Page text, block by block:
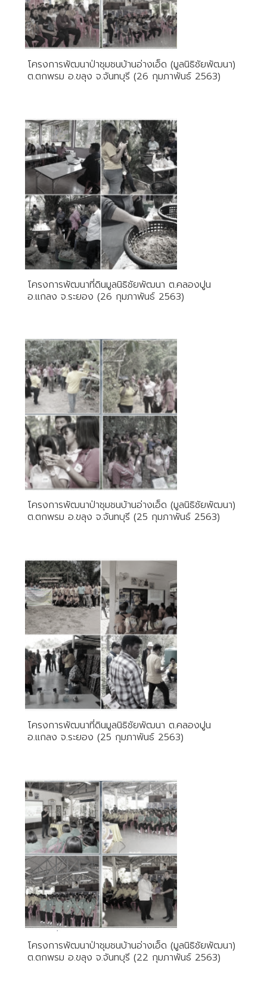
โครงการพัฒนาป่าชุมชนบ้านอ่างเอ็ด (มูลนิธิชัยพัฒนา)
ต.ตกพรม อ.ขลุง จ.จันทบุรี (26 กุมภาพันธ์ 2563)
โครงการพัฒนาที่ดินมูลนิธิชัยพัฒนา ต.คลองปูน
อ.แกลง จ.ระยอง (26 กุมภาพันธ์ 2563)
โครงการพัฒนาป่าชุมชนบ้านอ่างเอ็ด (มูลนิธิชัยพัฒนา)
ต.ตกพรม อ.ขลุง จ.จันทบุรี (25 กุมภาพันธ์ 2563)
โครงการพัฒนาที่ดินมูลนิธิชัยพัฒนา ต.คลองปูน
อ.แกลง จ.ระยอง (25 กุมภาพันธ์ 2563)
โครงการพัฒนาป่าชุมชนบ้านอ่างเอ็ด (มูลนิธิชัยพัฒนา)
ต.ตกพรม อ.ขลุง จ.จันทบุรี (22 กุมภาพันธ์ 2563)